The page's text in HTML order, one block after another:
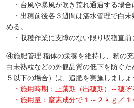
・台風や暴風が吹き荒れ通過する場合
・出穂前後各３週間は湛水管理で白未
める。
・収穫作業に支障のない限り収穫直前
④施肥管理 稲体の栄養を維持し、籾の
白未熟粒などの外観品質の低下を防ぐ
５以下の場合）は、追肥を実施しましょ
・施用時期：止葉期（出穂期）～穂
・施用量：窒素成分で１～２ｋｇ／１